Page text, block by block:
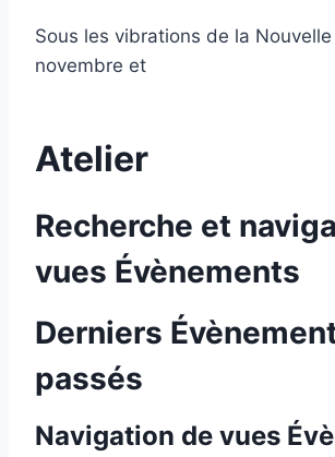
Sous les vibrations de la
novembre et
Atelier
Recherche et
vues Évènements
Derniers
passés
Navigation de vues